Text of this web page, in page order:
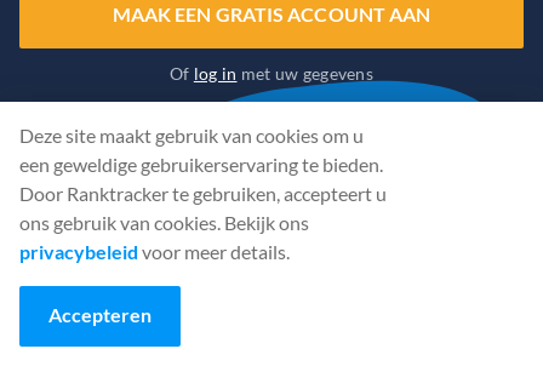
MAAK EEN GRATIS ACCOUNT AAN
Of log in met uw gegevens
Deze site maakt gebruik van cookies om u
een geweldige gebruikerservaring te bieden.
Door Ranktracker te gebruiken, accepteert u
ons gebruik van cookies. Bekijk ons
privacybeleid voor meer details.
Accepteren